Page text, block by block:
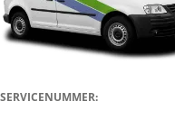
SERVICENUMMER: